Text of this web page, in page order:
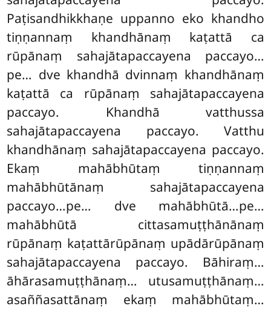
Paṭisandhikkhaṇe uppanno eko khandho
tiṇṇannaṃ khandhānaṃ kaṭattā ca
rūpānaṃ sahajātapaccayena paccayo…
pe… dve khandhā dvinnaṃ khandhānaṃ
kaṭattā ca rūpānaṃ sahajātapaccayena
paccayo. Khandhā vatthussa
sahajātapaccayena paccayo. Vatthu
khandhānaṃ sahajātapaccayena paccayo.
Ekaṃ mahābhūtaṃ tiṇṇannaṃ
mahābhūtānaṃ sahajātapaccayena
paccayo…pe… dve mahābhūtā…pe…
mahābhūtā cittasamuṭṭhānānaṃ
rūpānaṃ kaṭattārūpānaṃ upādārūpānaṃ
sahajātapaccayena paccayo. Bāhiraṃ…
āhārasamuṭṭhānaṃ… utusamuṭṭhānaṃ…
asaññasattānaṃ ekaṃ mahābhūtaṃ…